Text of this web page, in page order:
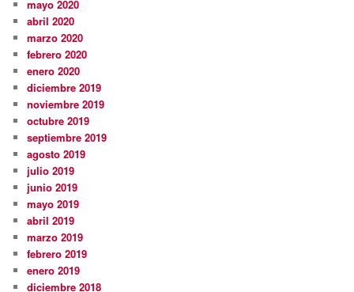
mayo 2020
abril 2020
marzo 2020
febrero 2020
enero 2020
diciembre 2019
noviembre 2019
octubre 2019
septiembre 2019
agosto 2019
julio 2019
junio 2019
mayo 2019
abril 2019
marzo 2019
febrero 2019
enero 2019
diciembre 2018